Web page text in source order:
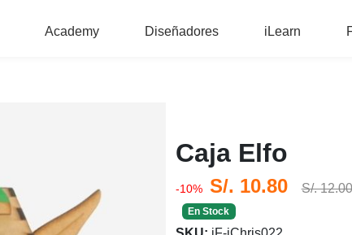
Academy Diseñadores iLearn
Caja Elfo
-10% S/. 10.80 S/. 12.00
En Stock